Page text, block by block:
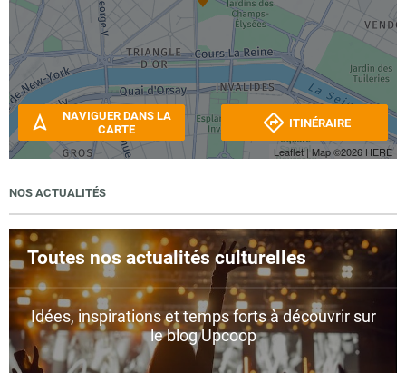
Leaflet | Map ©2026 HERE
NAVIGUER DANS LA
CARTE
ITINÉRAIRE
NOS ACTUALITÉS
Toutes nos actualités culturelles
Idées, inspirations et temps forts à découvrir sur
le blog Upcoop